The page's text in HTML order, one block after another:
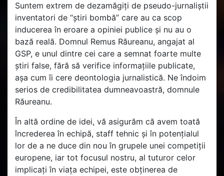
Suntem extrem de dezamăgiți de pseudo-jurnaliștii
inventatori de “știri bombă” care au ca scop
inducerea în eroare a opiniei publice și nu au o
bază reală. Domnul Remus Răureanu, angajat al
GSP, e unul dintre cei care a semnat foarte multe
știri false, fără să verifice informațiile publicate,
așa cum îi cere deontologia jurnalistică. Ne îndoim
serios de credibilitatea dumneavoastră, domnule
Răureanu.
În altă ordine de idei, vă asigurăm că avem toată
încrederea în echipă, staff tehnic și în potențialul
lor de a ne duce din nou în grupele unei competiții
europene, iar tot focusul nostru, al tuturor celor
implicați în viața echipei, este obținerea de